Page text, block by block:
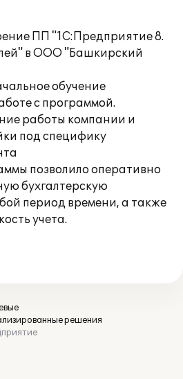
ПП "1С:Предприятие 8.
в ООО "Башкирский
обучение
с программой.
работы компании и
под специфику
позволило оперативно
бухгалтерскую
период времени, а также
учета.
решения